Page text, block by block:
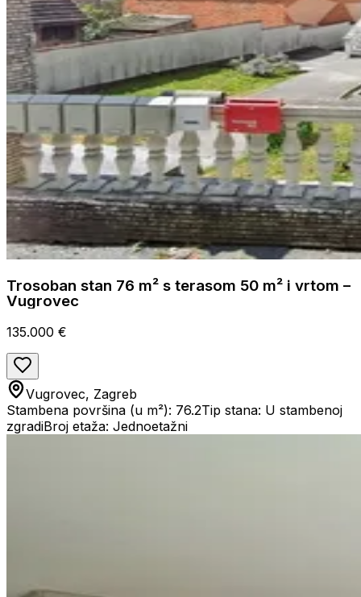
Trosoban stan 76 m² s terasom 50 m² i vrtom –
Vugrovec
135.000 €
Vugrovec, Zagreb
Stambena površina (u m²): 76.2Tip stana: U stambenoj
zgradiBroj etaža: Jednoetažni